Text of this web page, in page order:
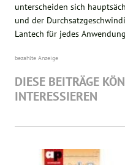
unterscheiden sich
und der
Lantech für jedes
bezahlte Anzeige
DIESE BEITRÄGE
INTERESSIEREN